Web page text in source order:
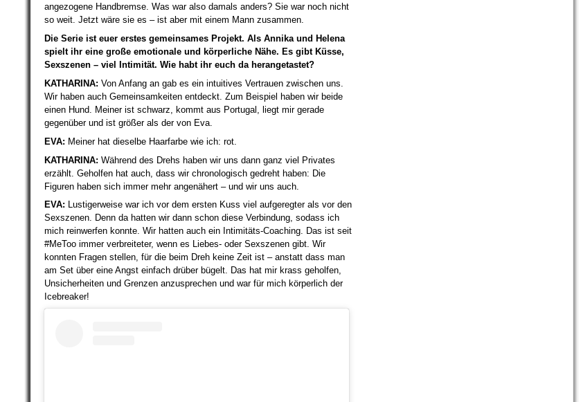
angezogene Handbremse. Was war also damals anders? Sie war noch nicht
so weit. Jetzt wäre sie es – ist aber mit einem Mann zusammen.
Die Serie ist euer erstes gemeinsames Projekt. Als Annika und Helena
spielt ihr eine große emotionale und körperliche Nähe. Es gibt Küsse,
Sexszenen – viel Intimität. Wie habt ihr euch da herangetastet?
KATHARINA: Von Anfang an gab es ein intuitives Vertrauen zwischen uns.
Wir haben auch Gemeinsamkeiten entdeckt. Zum Beispiel haben wir beide
einen Hund. Meiner ist schwarz, kommt aus Portugal, liegt mir gerade
gegenüber und ist größer als der von Eva.
EVA: Meiner hat dieselbe Haarfarbe wie ich: rot.
KATHARINA: Während des Drehs haben wir uns dann ganz viel Privates
erzählt. Geholfen hat auch, dass wir chronologisch gedreht haben: Die
Figuren haben sich immer mehr angenähert – und wir uns auch.
EVA: Lustigerweise war ich vor dem ersten Kuss viel aufgeregter als vor den
Sexszenen. Denn da hatten wir dann schon diese Verbindung, sodass ich
mich reinwerfen konnte. Wir hatten auch ein Intimitäts-Coaching. Das ist seit
#MeToo immer verbreiteter, wenn es Liebes- oder Sexszenen gibt. Wir
konnten Fragen stellen, für die beim Dreh keine Zeit ist – anstatt dass man
am Set über eine Angst einfach drüber bügelt. Das hat mir krass geholfen,
Unsicherheiten und Grenzen anzusprechen und war für mich körperlich der
Icebreaker!